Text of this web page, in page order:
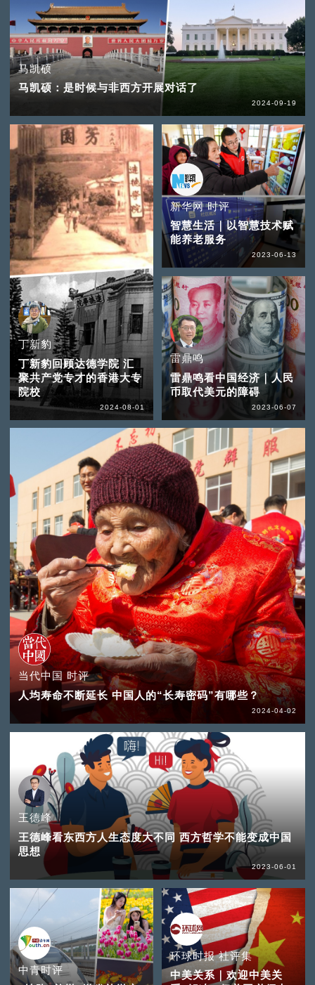
马凯硕
马凯硕：是时候与非西方开展对话了
2024-09-19
丁新豹
丁新豹回顾达德学院 汇
聚共产党专才的香港大专
院校
2024-08-01
当代中国 时评
人均寿命不断延长 中国人的“长寿密码”有哪些？
2024-04-02
新华网 时评
智慧生活｜以智慧技术赋
能养老服务
2023-06-13
雷鼎鸣
雷鼎鸣看中国经济｜人民
币取代美元的障碍
2023-06-07
王德峰
王德峰看东西方人生态度大不同 西方哲学不能变成中国
思想
2023-06-01
中青时评
环球时报 社评集
中美关系｜欢迎中美关